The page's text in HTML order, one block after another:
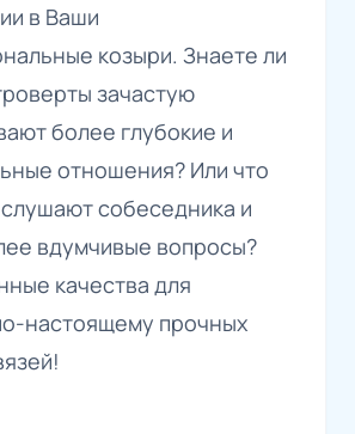
в Ваши
козыри. Знаете ли
зачастую
более глубокие и
отношения? Или что
собеседника и
вдумчивые вопросы?
качества для
настоящему прочных